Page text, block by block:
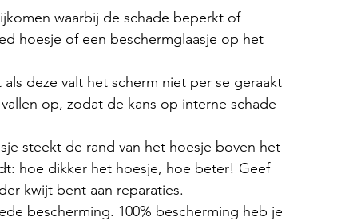
waarbij de schade beperkt of
hoesje of een beschermglaasje op het
deze valt het scherm niet per se geraakt
op, zodat de kans op interne schade
steekt de rand van het hoesje boven het
hoe dikker het hoesje, hoe beter! Geef
kwijt bent aan reparaties.
bescherming. 100% bescherming heb je